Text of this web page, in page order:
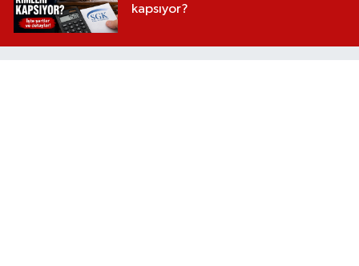
kapsıyor?